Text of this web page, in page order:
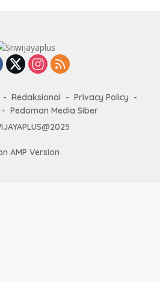
Redaksional
Privacy Policy
Pedoman Media Siber
AMP Version